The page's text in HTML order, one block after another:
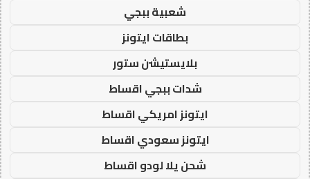
شعبية ببجي
بطاقات ايتونز
بلايستيشن ستور
شدات ببجي اقساط
ايتونز امريكي اقساط
ايتونز سعودي اقساط
شحن يلا لودو اقساط